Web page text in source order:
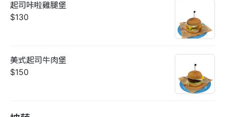
起司咔啦雞腿堡
$130
美式起司牛肉堡
$150